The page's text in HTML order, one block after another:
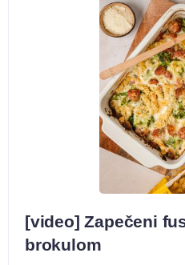
[video] Zapečeni
brokulom